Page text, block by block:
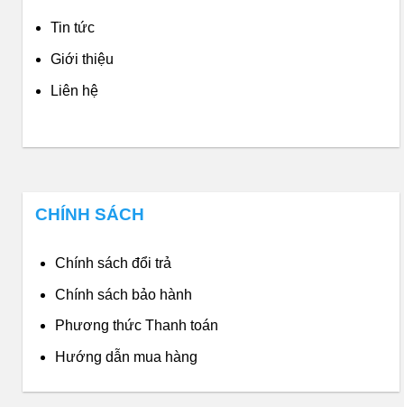
Tin tức
Giới thiệu
Liên hệ
CHÍNH SÁCH
Chính sách đổi trả
Chính sách bảo hành
Phương thức Thanh toán
Hướng dẫn mua hàng